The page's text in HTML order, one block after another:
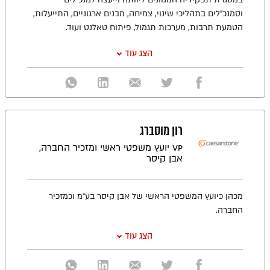
וסמנכ"לים בתהליכי שינוי, צמיחה, מבנים ארגוניים, התייעלות,
הטמעת תרבות, מערכות תגמול, פיתוח טאלנט ועוד.
הצג עוד
רון מוסברג
VP יועץ משפטי ראשי ומזכיר החברה,
אבן קיסר
מכהן כיועץ המשפטי הראשי של אבן קיסר בע״מ וכמזכיר
החברה.
הצג עוד